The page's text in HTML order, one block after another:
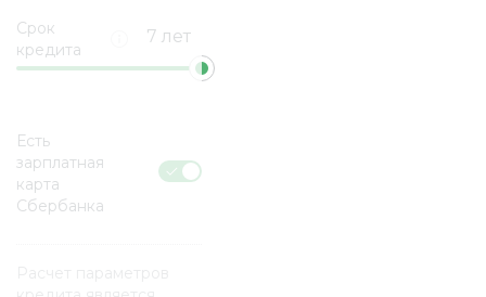
Срок
кредита
Есть
зарплатная
карта
Сбербанка